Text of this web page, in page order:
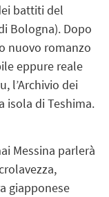
battiti del
Bologna). Dopo
nuovo romanzo
eppure reale
l’Archivio dei
isola di Teshima.
Messina parlerà
giapponese